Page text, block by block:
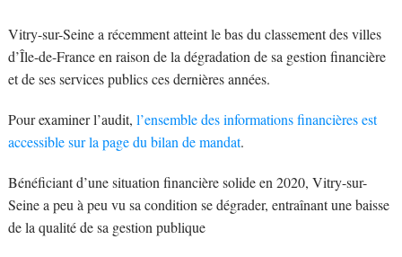
Vitry-sur-Seine a récemment atteint le bas du classement des villes
d’Île-de-France en raison de la dégradation de sa gestion financière
et de ses services publics ces dernières années.
Pour examiner l’audit, l’ensemble des informations financières est
accessible sur la page du bilan de mandat.
Bénéficiant d’une situation financière solide en 2020, Vitry-sur-
Seine a peu à peu vu sa condition se dégrader, entraînant une baisse
de la qualité de sa gestion publique